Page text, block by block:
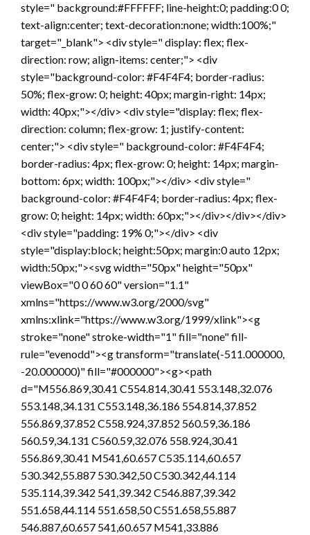
style=" background:#FFFFFF; line-height:0; padding:0 0;
text-align:center; text-decoration:none; width:100%;"
target="_blank"> <div style=" display: flex; flex-
direction: row; align-items: center;"> <div
style="background-color: #F4F4F4; border-radius:
50%; flex-grow: 0; height: 40px; margin-right: 14px;
width: 40px;"></div> <div style="display: flex; flex-
direction: column; flex-grow: 1; justify-content:
center;"> <div style=" background-color: #F4F4F4;
border-radius: 4px; flex-grow: 0; height: 14px; margin-
bottom: 6px; width: 100px;"></div> <div style="
background-color: #F4F4F4; border-radius: 4px; flex-
grow: 0; height: 14px; width: 60px;"></div></div></div>
<div style="padding: 19% 0;"></div> <div
style="display:block; height:50px; margin:0 auto 12px;
width:50px;"><svg width="50px" height="50px"
viewBox="0 0 60 60" version="1.1"
xmlns="https://www.w3.org/2000/svg"
xmlns:xlink="https://www.w3.org/1999/xlink"><g
stroke="none" stroke-width="1" fill="none" fill-
rule="evenodd"><g transform="translate(-511.000000,
-20.000000)" fill="#000000"><g><path
d="M556.869,30.41 C554.814,30.41 553.148,32.076
553.148,34.131 C553.148,36.186 554.814,37.852
556.869,37.852 C558.924,37.852 560.59,36.186
560.59,34.131 C560.59,32.076 558.924,30.41
556.869,30.41 M541,60.657 C535.114,60.657
530.342,55.887 530.342,50 C530.342,44.114
535.114,39.342 541,39.342 C546.887,39.342
551.658,44.114 551.658,50 C551.658,55.887
546.887,60.657 541,60.657 M541,33.886